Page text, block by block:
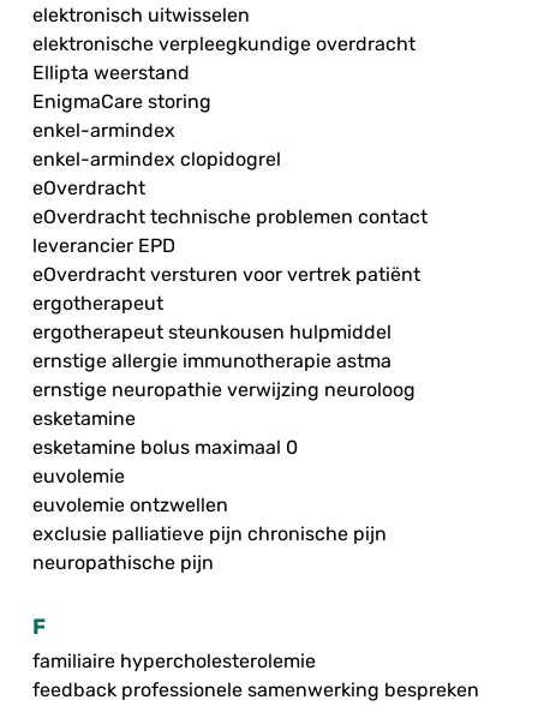
elektronisch uitwisselen
elektronische verpleegkundige overdracht
Ellipta weerstand
EnigmaCare storing
enkel-armindex
enkel-armindex clopidogrel
eOverdracht
eOverdracht technische problemen contact
leverancier EPD
eOverdracht versturen voor vertrek patiënt
ergotherapeut
ergotherapeut steunkousen hulpmiddel
ernstige allergie immunotherapie astma
ernstige neuropathie verwijzing neuroloog
esketamine
esketamine bolus maximaal 0
euvolemie
euvolemie ontzwellen
exclusie palliatieve pijn chronische pijn
neuropathische pijn
F
familiaire hypercholesterolemie
feedback professionele samenwerking bespreken